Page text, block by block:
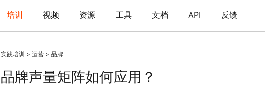
培训 视频 资源 工具 文档 API 反馈
实践培训 > 运营 > 品牌
品牌声量矩阵如何应用？